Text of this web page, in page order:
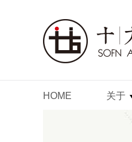
HOME 关于